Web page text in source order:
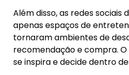
Além disso, as redes sociais
apenas espaços de
tornaram ambientes de
recomendação e compra.
se inspira e decide dentro